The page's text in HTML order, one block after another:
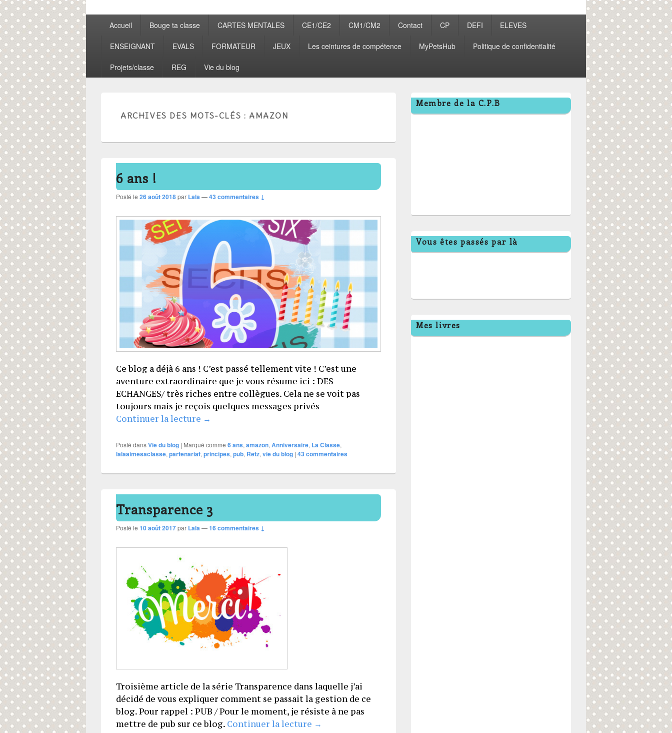
MenuAccueil Bouge ta classe CARTES MENTALES CE1/CE2 CM1/CM2 Contact CP DEFI ELEVES
ENSEIGNANT EVALS FORMATEUR JEUX Les ceintures de compétence MyPetsHub Politique de confidentialité
Projets/classe REG Vie du blog
ARCHIVES DES MOTS-CLÉS : AMAZON
6 ans !
Posté le 26 août 2018par Lala—43 commentaires ↓
Ce blog a déjà 6 ans ! C’est passé tellement vite ! C’est une
aventure extraordinaire que je vous résume ici : DES
ECHANGES/ très riches entre collègues. Cela ne se voit pas
toujours mais je reçois quelques messages privés
Continuer la lecture 6 ans !
→
Posté dansVie du blog | Marqué comme 6 ans, amazon, Anniversaire, La Classe,
lalaaimesaclasse, partenariat, principes, pub, Retz, vie du blog | 43 commentaires
Transparence 3
Posté le 10 août 2017par Lala —16 commentaires ↓
Troisième article de la série Transparence dans laquelle j’ai
décidé de vous expliquer comment se passait la gestion de ce
blog. Pour rappel : PUB / Pour le moment, je résiste à ne pas
mettre de pub sur ce blog. Continuer la lecture Transparence 3
→
Zone
principale
de
Membre de la C.P.B
Vous êtes passés par là
Mes livres